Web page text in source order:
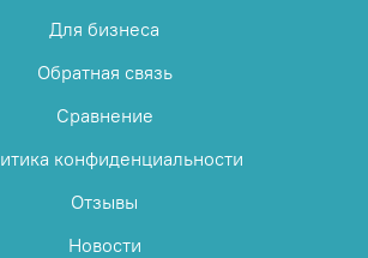
Для бизнеса
Обратная связь
Сравнение
конфиденциальности
Отзывы
Новости